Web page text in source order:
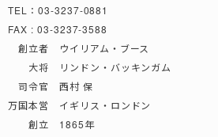
TEL：03-3237-0881
FAX : 03-3237-3588
創立者 ウイリアム・ブース
大将 リンドン・バッキンガム
司令官 西村 保
万国本営 イギリス・ロンドン
創立 1865年